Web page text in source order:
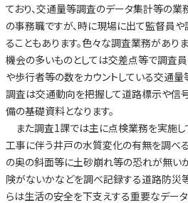
ており、交通量等調査のデータ集計等の業
の事務職ですが、時に現場に出て監督員
ることもあります。色々な調査業務があり
機会の多いものとしては交差点等で調査
や歩行者等の数をカウントしている交通量
調査は交通動向を把握して道路標示や信
備の基礎資料となります。
また調査1課では主に点検業務を実施し
工事に伴う井戸の水質変化の有無を調べ
の奥の斜面等に土砂崩れ等の恐れが無い
険がないかなどを調べ記録する道路防災
らは生活の安全を下支えする重要なデー